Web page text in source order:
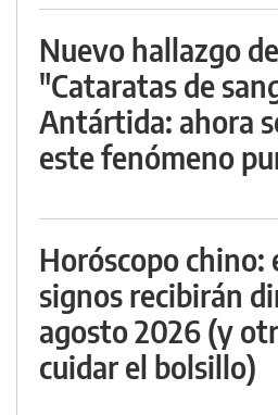
Nuevo hallazgo
"Cataratas de
Antártida: ahora
este fenómeno
Horóscopo chino:
signos recibirán
agosto 2026 (y
cuidar el bolsillo)